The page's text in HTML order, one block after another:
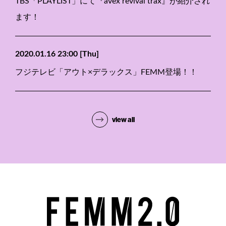
ます！
2020.01.16 23:00 [Thu]
フジテレビ「アウト×デラックス」FEMM登場！！
view all